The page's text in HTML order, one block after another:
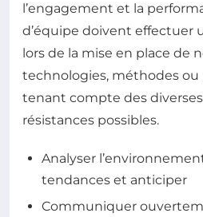
l’engagement et la
d’équipe doivent effectuer
lors de la mise en place de
technologies, méthodes ou
tenant compte des
résistances possibles.
Analyser
tendances et anticiper
Communiquer